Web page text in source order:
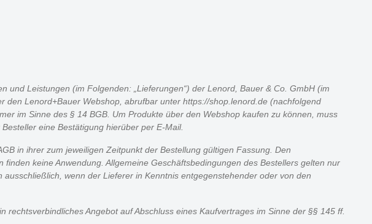
und Leistungen (im Folgenden: „Lieferungen“) der Lenord, Bauer & Co. GmbH (im
den Lenord+Bauer Webshop, abrufbar unter https://shop.lenord.de (nachfolgend
im Sinne des § 14 BGB. Um Produkte über den Webshop kaufen zu können, muss
eine Bestätigung hierüber per E-Mail.
in ihrer zum jeweiligen Zeitpunkt der Bestellung gültigen Fassung. Den
keine Anwendung. Allgemeine Geschäftsbedingungen des Bestellers gelten nur
wenn der Lieferer in Kenntnis entgegenstehender oder von den
Angebot auf Abschluss eines Kaufvertrages im Sinne der §§ 145 ff.